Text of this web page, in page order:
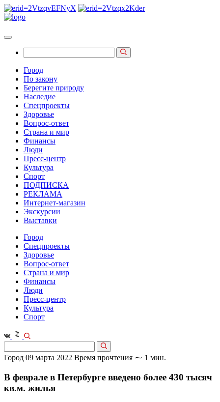
Город
По закону
Берегите природу
Наследие
Спецпроекты
Здоровье
Вопрос-ответ
Страна и мир
Финансы
Люди
Пресс-центр
Культура
Спорт
ПОДПИСКА
РЕКЛАМА
Интернет-магазин
Экскурсии
Выставки
Город
Спецпроекты
Здоровье
Вопрос-ответ
Страна и мир
Финансы
Люди
Пресс-центр
Культура
Спорт
Город 09 марта 2022 Время прочтения ⁓ 1 мин.
В феврале в Петербурге введено более 430 тысяч
кв.м. жилья